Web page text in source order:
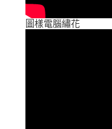
圖樣電腦繡花